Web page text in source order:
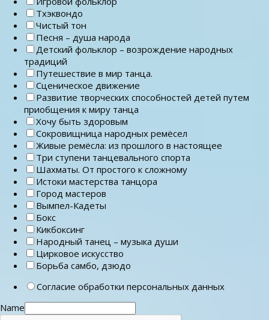
Тхэквондо
Чистый тон
Песня – душа народа
Детский фольклор – возрождение народных
традиций
Путешествие в мир танца.
Сценическое движение
Развитие творческих способностей детей путем
приобщения к миру танца
Хочу быть здоровым
Сокровищница народных ремёсел
Живые ремёсла: из прошлого в настоящее
Три ступени танцевального спорта
Шахматы. От простого к сложному
Истоки мастерства танцора
Город мастеров
Вымпел-Кадеты
Бокс
Кикбоксинг
Народный танец – музыка души
Цирковое искусство
Борьба самбо, дзюдо
Согласие обработки персональных данных
Name